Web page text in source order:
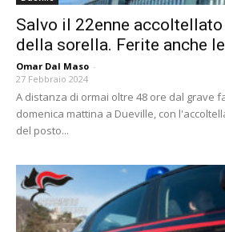
Salvo il 22enne
della sorella. Ferite anche
Omar Dal Maso -
27 Febbraio 2024
A distanza di ormai oltre 48 ore dal grave
domenica mattina a Dueville, con
del posto...